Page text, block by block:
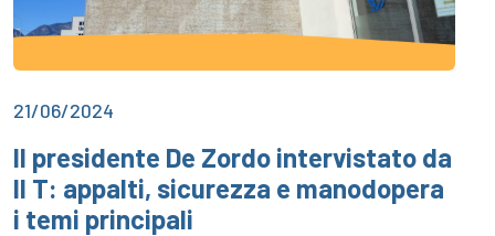
21/06/2024
Il presidente De Zordo intervistato da
Il T: appalti, sicurezza e manodopera
i temi principali